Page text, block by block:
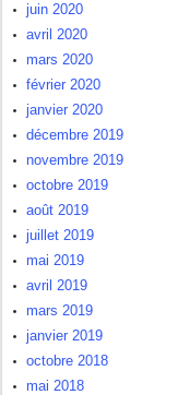
juin 2020
avril 2020
mars 2020
février 2020
janvier 2020
décembre 2019
novembre 2019
octobre 2019
août 2019
juillet 2019
mai 2019
avril 2019
mars 2019
janvier 2019
octobre 2018
mai 2018